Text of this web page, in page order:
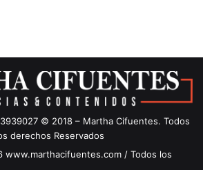
© 2018 – Martha Cifuentes. Todos
derechos Reservados
www.marthacifuentes.com / Todos los